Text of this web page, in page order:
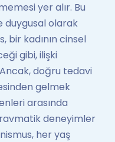
yer alır. Bu
duygusal olarak
bir kadının cinsel
gibi, ilişki
doğru tedavi
gelmek
arasında
deneyimler
her yaş